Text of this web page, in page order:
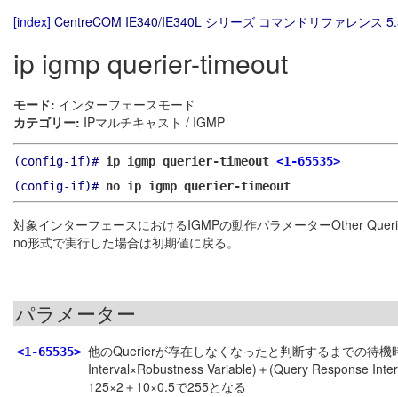
[index] CentreCOM IE340/IE340L シリーズ コマンドリファレンス
ip igmp querier-timeout
モード: インターフェースモード
カテゴリー: IPマルチキャスト / IGMP
(config-if)# ip igmp querier-timeout <1-65535>
(config-if)# no ip igmp querier-timeout
対象インターフェースにおけるIGMPの動作パラメーターOther
no形式で実行した場合は初期値に戻る。
パラメーター
<1-65535> 他のQuerierが存在しなくなったと判断するまでの待
Interval×Robustness Variable)＋(Query Response
125×2＋10×0.5で255となる